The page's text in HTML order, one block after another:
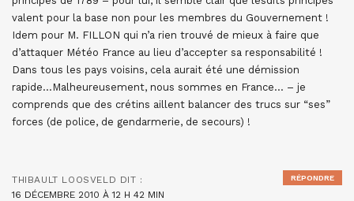
valent pour la base non pour les membres du Gouvernement !
Idem pour M. FILLON qui n’a rien trouvé de mieux à faire que
d’attaquer Météo France au lieu d’accepter sa responsabilité !
Dans tous les pays voisins, cela aurait été une démission
rapide…Malheureusement, nous sommes en France… – je
comprends que des crétins aillent balancer des trucs sur “ses”
forces (de police, de gendarmerie, de secours) !
THIBAULT LOOSVELD DIT :
16 DÉCEMBRE 2010 À 12 H 42 MIN
RÉPONDRE